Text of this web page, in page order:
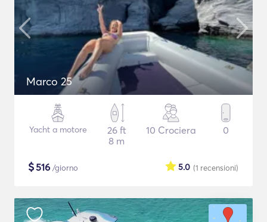
Marco 25
Yacht a motore
26 ft
8 m
10 Crociera 0
$516 /giorno (1 recensioni)
5.0